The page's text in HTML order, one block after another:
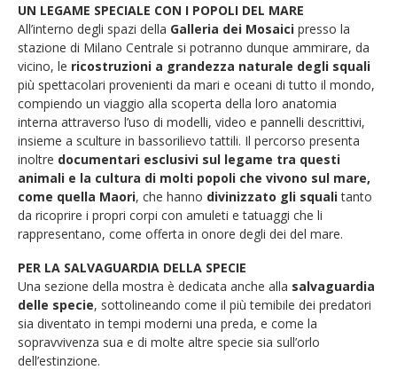
UN LEGAME SPECIALE CON I POPOLI DEL MARE
All’interno degli spazi della Galleria dei Mosaici presso la
stazione di Milano Centrale si potranno dunque ammirare, da
vicino, le ricostruzioni a grandezza naturale degli squali
più spettacolari provenienti da mari e oceani di tutto il mondo,
compiendo un viaggio alla scoperta della loro anatomia
interna attraverso l’uso di modelli, video e pannelli descrittivi,
insieme a sculture in bassorilievo tattili. Il percorso presenta
inoltre documentari esclusivi sul legame tra questi
animali e la cultura di molti popoli che vivono sul mare,
come quella Maori, che hanno divinizzato gli squalitanto
da ricoprire i propri corpi con amuleti e tatuaggi che li
rappresentano, come offerta in onore degli dei del mare.
PER LA SALVAGUARDIA DELLA SPECIE
Una sezione della mostra è dedicata anche alla salvaguardia
delle specie, sottolineando come il più temibile dei predatori
sia diventato in tempi moderni una preda, e come la
sopravvivenza sua e di molte altre specie sia sull’orlo
dell’estinzione.